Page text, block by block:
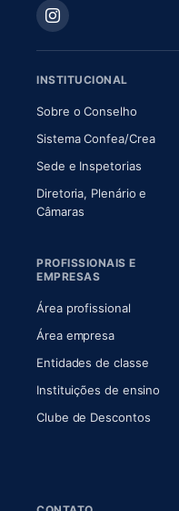
INSTITUCIONAL
Sobre o Conselho(abre
Sistema Confea/Crea
Sede e Inspetorias
Diretoria, Plenário e
Câmaras(abre em nova
PROFISSIONAIS E
EMPRESAS
Área profissional
Área empresa
Entidades de classe
Instituições de ensino
Clube de Descontos